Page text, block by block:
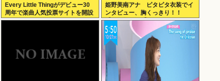
Every Little Thingがデビュー30
周年で楽曲人気投票サイトを開設
俺はもちろんFace the Changeに
姫野美南アナ ピタピタ衣装でイ
ンタビュー、胸くっきり！！
【GIF動画あり】